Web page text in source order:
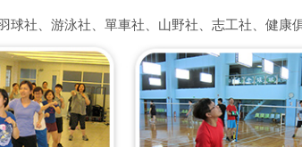
球社、游泳社、單車社、山野社、志工社、健康